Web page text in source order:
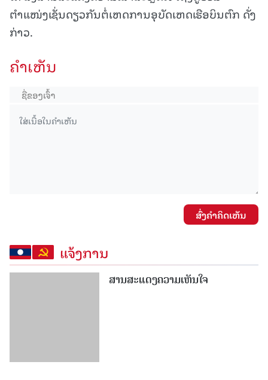
ຕຳແໜ່ງເຊັ່ນດຽວກັນຕໍ່ເຫດການອຸບັດເຫດເຮືອບິນຕົກ ດັ່ງ
ກ່າວ.
ຄໍາເຫັນ
ສົ່ງຄໍາຄິດເຫັນ
ແຈ້ງການ
ສານສະແດງຄວາມເຫັນໃຈ